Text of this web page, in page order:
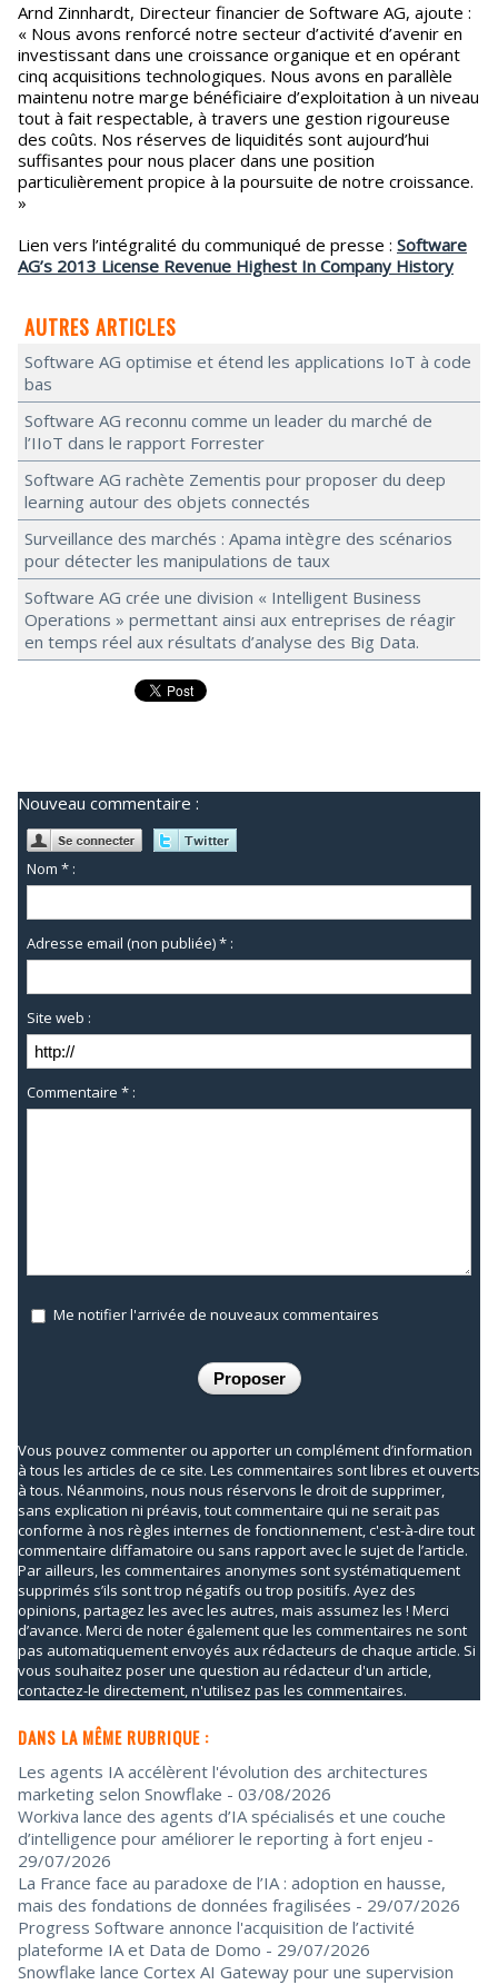
Arnd Zinnhardt, Directeur financier de Software AG, ajoute :
« Nous avons renforcé notre secteur d’activité d’avenir en
investissant dans une croissance organique et en opérant
cinq acquisitions technologiques. Nous avons en parallèle
maintenu notre marge bénéficiaire d’exploitation à un niveau
tout à fait respectable, à travers une gestion rigoureuse
des coûts. Nos réserves de liquidités sont aujourd’hui
suffisantes pour nous placer dans une position
particulièrement propice à la poursuite de notre croissance.
»
Lien vers l’intégralité du communiqué de presse : Software
AG’s 2013 License Revenue Highest In Company History
AUTRES ARTICLES
Software AG optimise et étend les applications IoT à code
bas
Software AG reconnu comme un leader du marché de
l’IIoT dans le rapport Forrester
Software AG rachète Zementis pour proposer du deep
learning autour des objets connectés
Surveillance des marchés : Apama intègre des scénarios
pour détecter les manipulations de taux
Software AG crée une division « Intelligent Business
Operations » permettant ainsi aux entreprises de réagir
en temps réel aux résultats d’analyse des Big Data.
Nouveau commentaire :
Nom * :
Adresse email (non publiée) * :
Site web :
Commentaire * :
Me notifier l'arrivée de nouveaux commentaires
Vous pouvez commenter ou apporter un complément d’information
à tous les articles de ce site. Les commentaires sont libres et ouverts
à tous. Néanmoins, nous nous réservons le droit de supprimer,
sans explication ni préavis, tout commentaire qui ne serait pas
conforme à nos règles internes de fonctionnement, c'est-à-dire tout
commentaire diffamatoire ou sans rapport avec le sujet de l’article.
Par ailleurs, les commentaires anonymes sont systématiquement
supprimés s’ils sont trop négatifs ou trop positifs. Ayez des
opinions, partagez les avec les autres, mais assumez les ! Merci
d’avance. Merci de noter également que les commentaires ne sont
pas automatiquement envoyés aux rédacteurs de chaque article. Si
vous souhaitez poser une question au rédacteur d'un article,
contactez-le directement, n'utilisez pas les commentaires.
DANS LA MÊME RUBRIQUE :
Les agents IA accélèrent l'évolution des architectures
marketing selon Snowflake - 03/08/2026
Workiva lance des agents d’IA spécialisés et une couche
d’intelligence pour améliorer le reporting à fort enjeu -
29/07/2026
La France face au paradoxe de l’IA : adoption en hausse,
mais des fondations de données fragilisées - 29/07/2026
Progress Software annonce l'acquisition de l’activité
plateforme IA et Data de Domo - 29/07/2026
Snowflake lance Cortex AI Gateway pour une supervision